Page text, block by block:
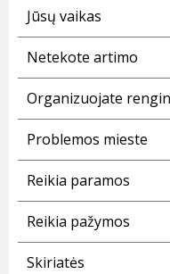
Jūsų vaikas
Netekote artimo
Organizuojate
Problemos mieste
Reikia paramos
Reikia pažymos
Skiriatės